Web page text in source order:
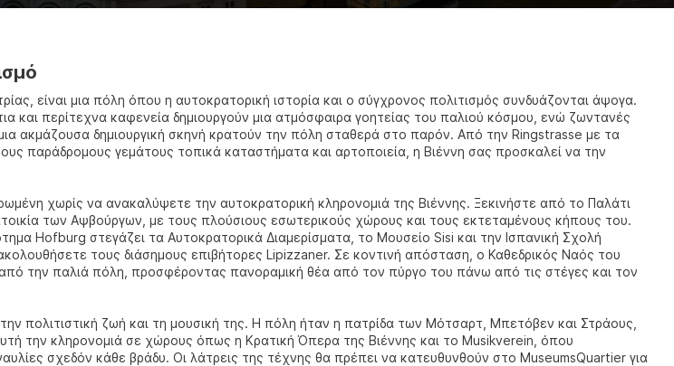
είναι μια πόλη όπου η αυτοκρατορική ιστορία και ο σύγχρονος πολιτισμός συνδυάζονται άψογα.
και περίτεχνα καφενεία δημιουργούν μια ατμόσφαιρα γοητείας του παλιού κόσμου, ενώ ζωντανές
ακμάζουσα δημιουργική σκηνή κρατούν την πόλη σταθερά στο παρόν. Από την Ringstrasse με τα
παράδρομους γεμάτους τοπικά καταστήματα και αρτοποιεία, η Βιέννη σας προσκαλεί να την
χωρίς να ανακαλύψετε την αυτοκρατορική κληρονομιά της Βιέννης. Ξεκινήστε από το Παλάτι
των Αψβούργων, με τους πλούσιους εσωτερικούς χώρους και τους εκτεταμένους κήπους του.
Hofburg στεγάζει τα Αυτοκρατορικά Διαμερίσματα, το Μουσείο Sisi και την Ισπανική Σχολή
τους διάσημους επιβήτορες Lipizzaner. Σε κοντινή απόσταση, ο Καθεδρικός Ναός του
την παλιά πόλη, προσφέροντας πανοραμική θέα από τον πύργο του πάνω από τις στέγες και τον
την πολιτιστική ζωή και τη μουσική της. Η πόλη ήταν η πατρίδα των Μότσαρτ, Μπετόβεν και Στράους,
την κληρονομιά σε χώρους όπως η Κρατική Όπερα της Βιέννης και το Musikverein, όπου
σχεδόν κάθε βράδυ. Οι λάτρεις της τέχνης θα πρέπει να κατευθυνθούν στο MuseumsQuartier για